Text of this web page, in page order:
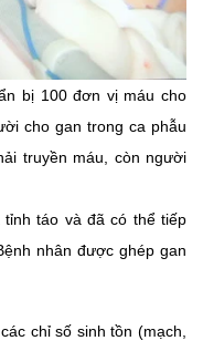
bị 100 đơn vị máu cho
cho gan trong ca phẫu
truyền máu, còn người
táo và đã có thể tiếp
nhân được ghép gan
chỉ số sinh tồn (mạch,